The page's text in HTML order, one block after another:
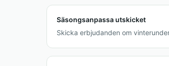
Säsongsanpassa utskicket
Skicka erbjudanden om